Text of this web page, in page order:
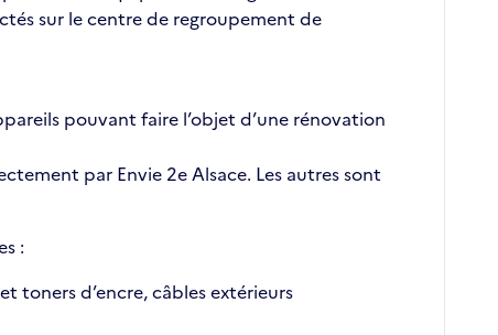
sur le centre de regroupement de
pouvant faire l’objet d’une rénovation
par Envie 2e Alsace. Les autres sont
:
toners d’encre, câbles extérieurs